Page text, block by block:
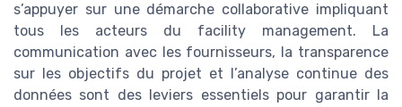
s’appuyer sur une démarche collaborative impliquant
tous les acteurs du facility management. La
communication avec les fournisseurs, la transparence
sur les objectifs du projet et l’analyse continue des
données sont des leviers essentiels pour garantir la